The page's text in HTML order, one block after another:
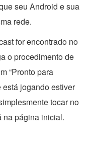
seu Android e sua
rede.
for encontrado no
o procedimento de
“Pronto para
está jogando estiver
tocar no
na página inicial.